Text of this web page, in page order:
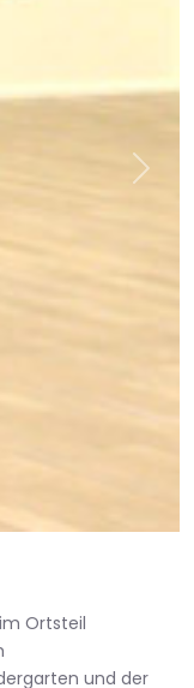
Next
Ortsteil
und der